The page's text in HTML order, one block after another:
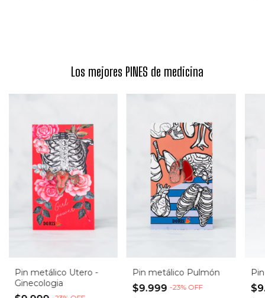
Los mejores PINES de medicina
Pin metálico Utero -
Ginecologia
Pin metálico Pulmón
$9.999-23%OFF